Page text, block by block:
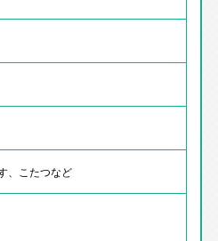
、こたつなど